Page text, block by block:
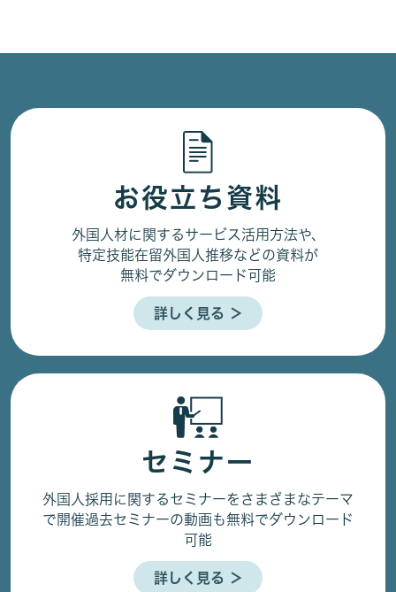
お役立ち資料
外国人材に関するサービス活用方法や、
特定技能在留外国人推移などの資料が
無料でダウンロード可能
詳しく見る ＞
セミナー
外国人採用に関するセミナーをさまざまなテーマ
で開催過去セミナーの動画も無料でダウンロード
可能
詳しく見る ＞